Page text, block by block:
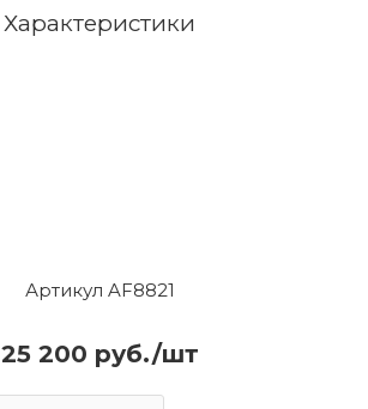
Артикул AF8821
25 200 руб./шт
Характеристики